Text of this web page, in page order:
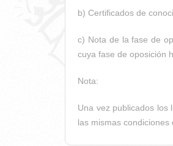
b) Certificados de
c) Nota de la fase de
cuya fase de oposición
Nota:
Una vez publicados los
las mismas condiciones